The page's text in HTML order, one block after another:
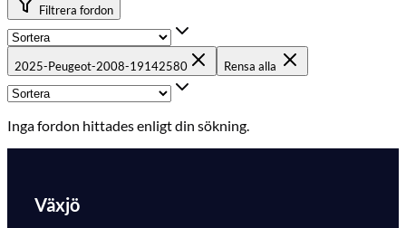
Filtrera fordon
2025-Peugeot-2008-19142580 Rensa alla
Inga fordon hittades enligt din sökning.
Växjö